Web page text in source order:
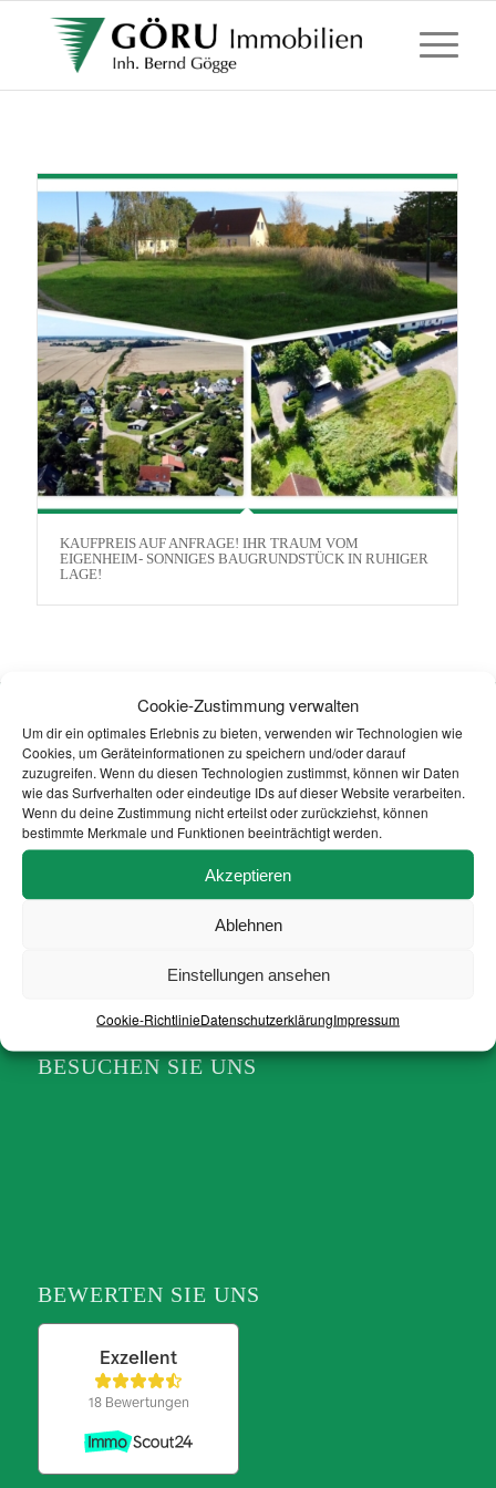
Cookie-Zustimmung verwalten
Um dir ein optimales Erlebnis zu bieten, verwenden wir Technologien wie
Cookies, um Geräteinformationen zu speichern und/oder darauf
zuzugreifen. Wenn du diesen Technologien zustimmst, können wir Daten
wie das Surfverhalten oder eindeutige IDs auf dieser Website verarbeiten.
Wenn du deine Zustimmung nicht erteilst oder zurückziehst, können
bestimmte Merkmale und Funktionen beeinträchtigt werden.
Akzeptieren
Ablehnen
Einstellungen ansehen
Cookie-RichtlinieDatenschutzerklärungImpressum
KAUFPREIS AUF ANFRAGE! IHR TRAUM VOM
EIGENHEIM- SONNIGES BAUGRUNDSTÜCK IN RUHIGER
LAGE!
IMMOBILIENMAKLER RÜGEN
GÖRU Immobilien
Inh. Bernd Gögge
Markt 2 · 18528 Bergen auf Rügen
Tel. 0 38 38 / 25 70 36
www.ruegen-immobilien.com
info@ruegen-immobilien.com
BESUCHEN SIE UNS
BEWERTEN SIE UNS